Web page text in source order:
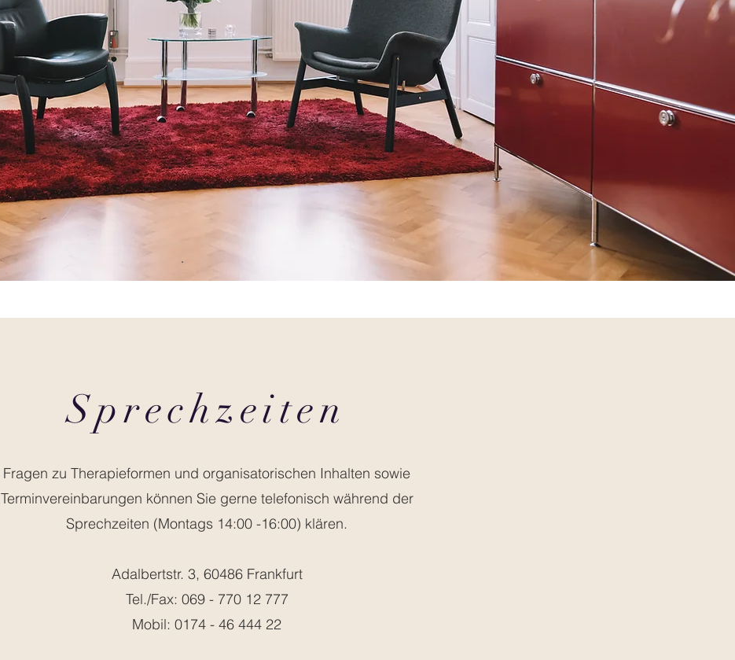
Sprechzeiten
Fragen zu Therapieformen und organisatorischen Inhalten sowie
Terminvereinbarungen können Sie gerne telefonisch während der
Sprechzeiten (Montags 14:00 -16:00) klären.
Adalbertstr. 3, 60486 Frankfurt
Tel./Fax: 069 - 770 12 777
Mobil: 0174 - 46 444 22